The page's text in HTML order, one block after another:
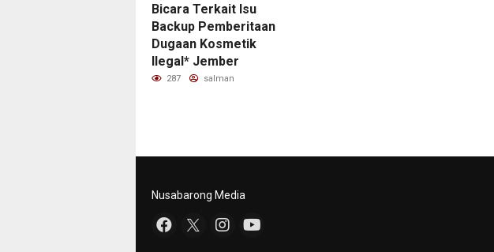
Bicara Terkait Isu
Backup Pemberitaan
Dugaan Kosmetik
Ilegal* Jember
287 salman
Nusabarong Media